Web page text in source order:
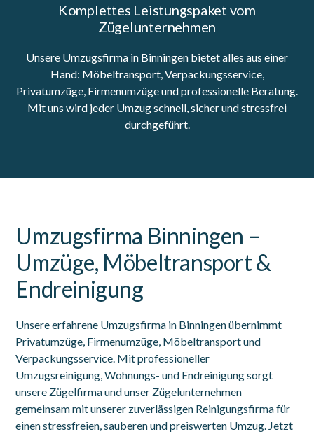
Komplettes Leistungspaket vom
Zügelunternehmen
Unsere Umzugsfirma in Binningen bietet alles aus einer
Hand: Möbeltransport, Verpackungsservice,
Privatumzüge, Firmenumzüge und professionelle Beratung.
Mit uns wird jeder Umzug schnell, sicher und stressfrei
durchgeführt.
Umzugsfirma Binningen –
Umzüge, Möbeltransport &
Endreinigung
Unsere erfahrene Umzugsfirma in Binningen übernimmt
Privatumzüge, Firmenumzüge, Möbeltransport und
Verpackungsservice. Mit professioneller
Umzugsreinigung, Wohnungs- und Endreinigung sorgt
unsere Zügelfirma und unser Zügelunternehmen
gemeinsam mit unserer zuverlässigen Reinigungsfirma für
einen stressfreien, sauberen und preiswerten Umzug. Jetzt